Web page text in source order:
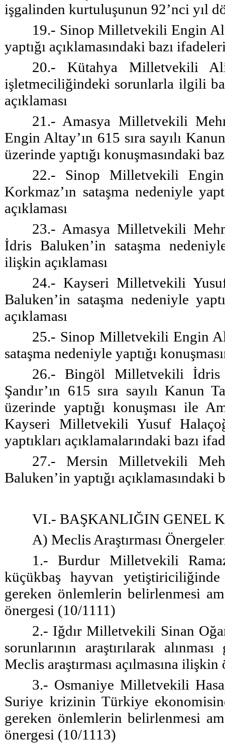
işgalinden kurtuluşunun 92’nci yıl
19.- Sinop Milletvekili Engin
yaptığı açıklamasındaki bazı
20.- Kütahya Milletvekili
işletmeciliğindeki sorunlarla ilgili
açıklaması
21.- Amasya Milletvekili
Engin Altay’ın 615 sıra sayılı
üzerinde yaptığı konuşmasındaki
22.- Sinop Milletvekili
Korkmaz’ın sataşma nedeniyle
açıklaması
23.- Amasya Milletvekili
İdris Baluken’in sataşma
ilişkin açıklaması
24.- Kayseri Milletvekili
Baluken’in sataşma nedeniyle
açıklaması
25.- Sinop Milletvekili Engin
sataşma nedeniyle yaptığı
26.- Bingöl Milletvekili İdris
Şandır’ın 615 sıra sayılı Kanun
üzerinde yaptığı konuşması ile
Kayseri Milletvekili Yusuf
yaptıkları açıklamalarındaki bazı
27.- Mersin Milletvekili
Baluken’in yaptığı
VI.- BAŞKANLIĞIN GENEL
A) Meclis Araştırması
1.- Burdur Milletvekili
küçükbaş hayvan yetiştiriciliğinde
gereken önlemlerin belirlenmesi
önergesi (10/1111)
2.- Iğdır Milletvekili Sinan
sorunlarının araştırılarak
Meclis araştırması açılmasına
3.- Osmaniye Milletvekili
Suriye krizinin Türkiye
gereken önlemlerin belirlenmesi
önergesi (10/1113)